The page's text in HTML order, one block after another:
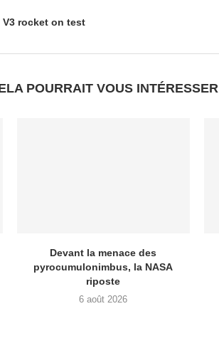
V3 rocket on test
POURRAIT VOUS INTÉRESSER
Devant la menace des
pyrocumulonimbus, la NASA
riposte
6 août 2026